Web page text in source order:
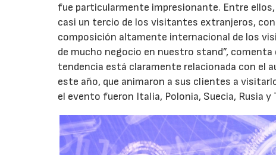
fue particularmente impresionante. Entre
casi un tercio de los visitantes extranjeros, con
composición altamente internacional de los
de mucho negocio en nuestro stand”, comenta
tendencia está claramente relacionada con el
este año, que animaron a sus clientes a
el evento fueron Italia, Polonia, Suecia, Rusia y